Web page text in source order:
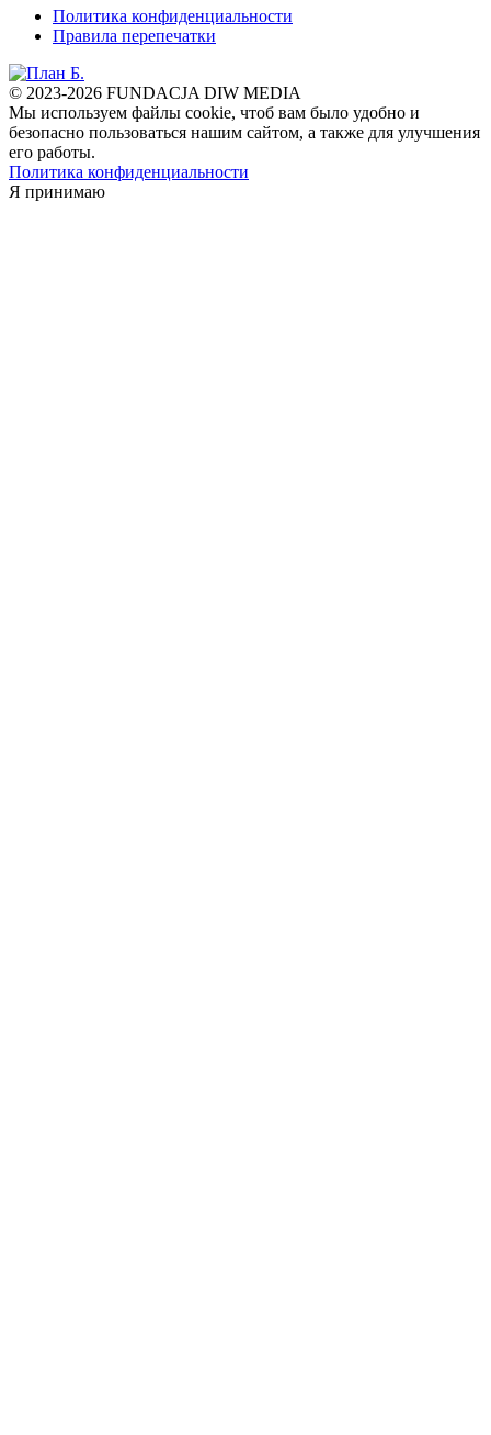
Политика конфиденциальности
Правила перепечатки
© 2023-2026 FUNDACJA DIW MEDIA
Мы используем файлы cookie, чтоб вам было удобно и
безопасно пользоваться нашим сайтом, а также для улучшения
его работы.
Политика конфиденциальности
Я принимаю